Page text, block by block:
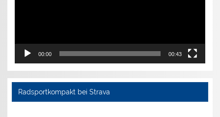
00:00 00:43
Radsportkompakt bei Strava